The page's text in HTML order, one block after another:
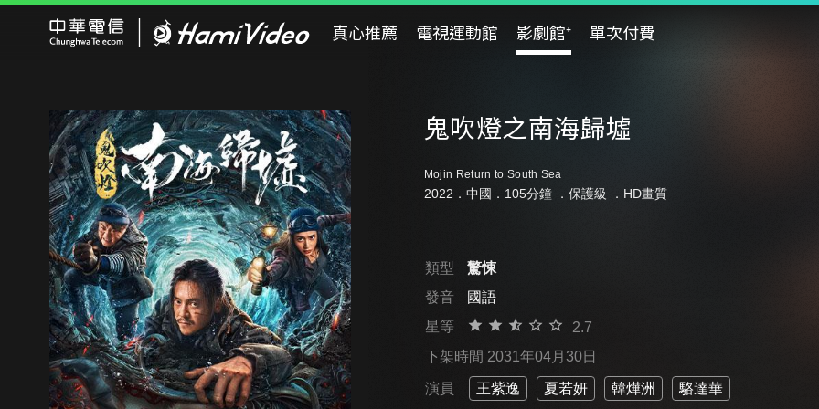
真心推薦 電視運動館 影劇館⁺ 單次付費
鬼吹燈之南海歸墟
Mojin Return to South Sea
2022．中國．105分鐘 ． 保護級 ．HD畫質
類型
驚悚
發音
國語
星等
2.7
下架時間 2031年04月30日
演員 王紫逸 夏若妍 韓燁洲 駱達華